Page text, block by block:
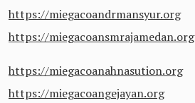
https://miegacoandrmansyur.org
https://miegacoansmrajamedan.org
https://miegacoanahnasution.org
https://miegacoangejayan.org